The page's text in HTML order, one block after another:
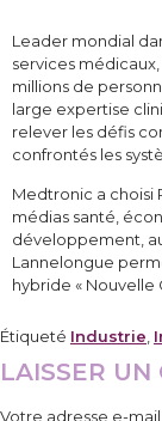
Leader mondial
services
millions de
large expertise
relever les défis
confrontés les
Medtronic a choisi
médias santé,
développement,
Lannelongue
hybride « Nouvelle
Étiqueté Industrie,
LAISSER UN
Votre adresse e-